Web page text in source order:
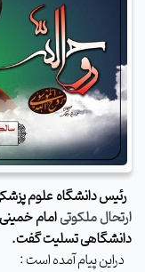
رئیس دانشگاه علوم
ارتحال ملکوتی
دانشگاهی تسلیت گفت.
دراین پیام آمده است: